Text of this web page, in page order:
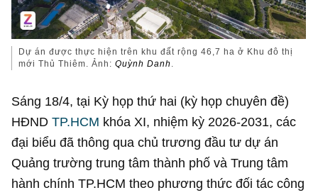
Dự án được thực hiện trên khu đất rộng 46,7 ha ở Khu đô thị
mới Thủ Thiêm. Ảnh:Quỳnh Danh .
Sáng 18/4, tại Kỳ họp thứ hai (kỳ họp chuyên đề)
HĐNDTP.HCM khóa XI, nhiệm kỳ 2026-2031, các
đại biểu đã thông qua chủ trương đầu tư dự án
Quảng trường trung tâm thành phố và Trung tâm
hành chính TP.HCM theo phương thức đối tác công